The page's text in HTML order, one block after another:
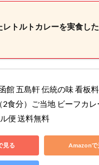
レトルトカレーを実食し
館 五島軒 伝統の味 看板
2食分）ご当地 ビーフカ
便 送料無料
見る Amazonで